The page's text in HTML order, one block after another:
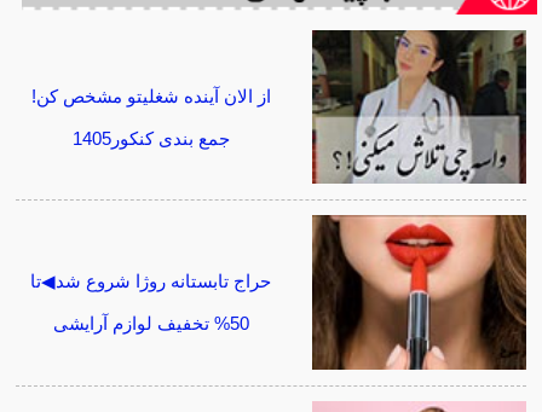
از الان آینده شغلیتو مشخص کن!
جمع بندی کنکور1405
حراج تابستانه روژا شروع شد◀تا
50% تخفیف لوازم آرایشی